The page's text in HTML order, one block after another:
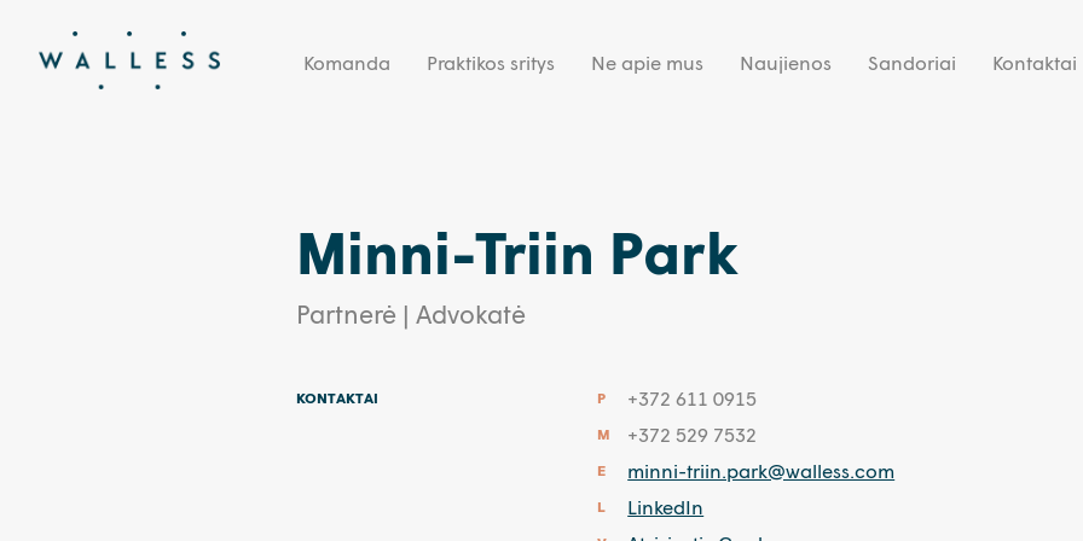
Komanda Praktikos sritys Ne apie mus Naujienos Sandoriai Kontaktai
Minni-Triin Park
Partnerė | Advokatė
KONTAKTAI P +372 611 0915
M +372 529 7532
E minni-triin.park@walless.com
L LinkedIn